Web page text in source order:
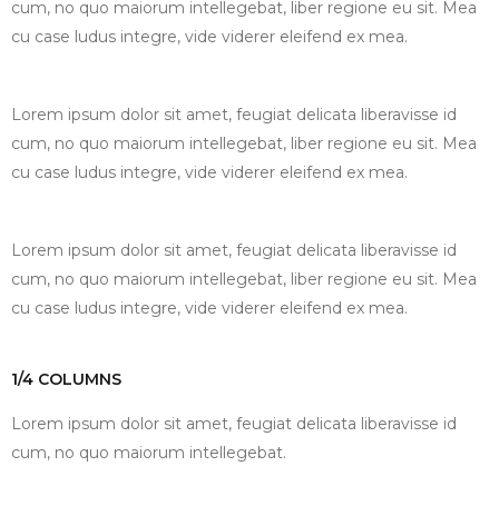
cum, no quo maiorum intellegebat, liber regione eu sit. Mea
cu case ludus integre, vide viderer eleifend ex mea.
Lorem ipsum dolor sit amet, feugiat delicata liberavisse id
cum, no quo maiorum intellegebat, liber regione eu sit. Mea
cu case ludus integre, vide viderer eleifend ex mea.
Lorem ipsum dolor sit amet, feugiat delicata liberavisse id
cum, no quo maiorum intellegebat, liber regione eu sit. Mea
cu case ludus integre, vide viderer eleifend ex mea.
1/4 COLUMNS
Lorem ipsum dolor sit amet, feugiat delicata liberavisse id
cum, no quo maiorum intellegebat.